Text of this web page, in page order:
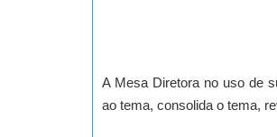
A Mesa Diretora no uso de
ao tema, consolida o tema,